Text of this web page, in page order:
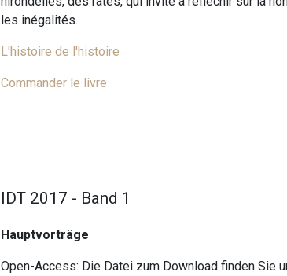
les inégalités.
L'histoire de l'histoire
Commander le livre
IDT 2017 - Band 1
Hauptvorträge
Open-Access: Die Datei zum Download finden Sie